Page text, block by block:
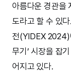
아름다운 경관을
도라고 할 수 있
전(YIDEX 2024)
무기’ 시장을 잡
어지고 있다.